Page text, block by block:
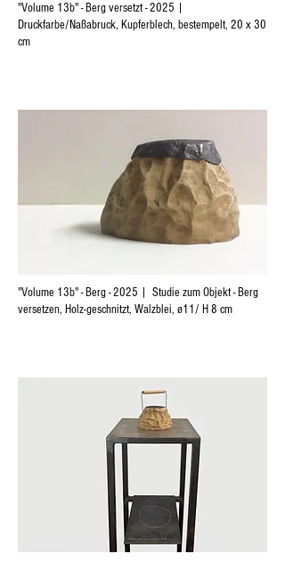
"Volume 13b" - Berg versetzt - 2025 |
Druckfarbe/Naßabruck, Kupferblech, bestempelt, 20 x 30
cm
"Volume 13b" - Berg - 2025 | Studie zum Objekt - Berg
versetzen, Holz-geschnitzt, Walzblei, ø11/ H 8 cm